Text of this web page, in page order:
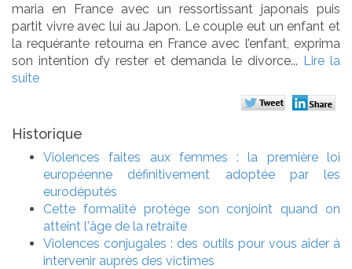
maria en France avec un ressortissant japonais puis
partit vivre avec lui au Japon. Le couple eut un enfant et
la requérante retourna en France avec l’enfant, exprima
son intention d’y rester et demanda le divorce... Lire la
suite
Historique
Violences faites aux femmes : la première loi
européenne définitivement adoptée par les
eurodéputés
Cette formalité protège son conjoint quand on
atteint l'âge de la retraite
Violences conjugales : des outils pour vous aider à
intervenir auprès des victimes